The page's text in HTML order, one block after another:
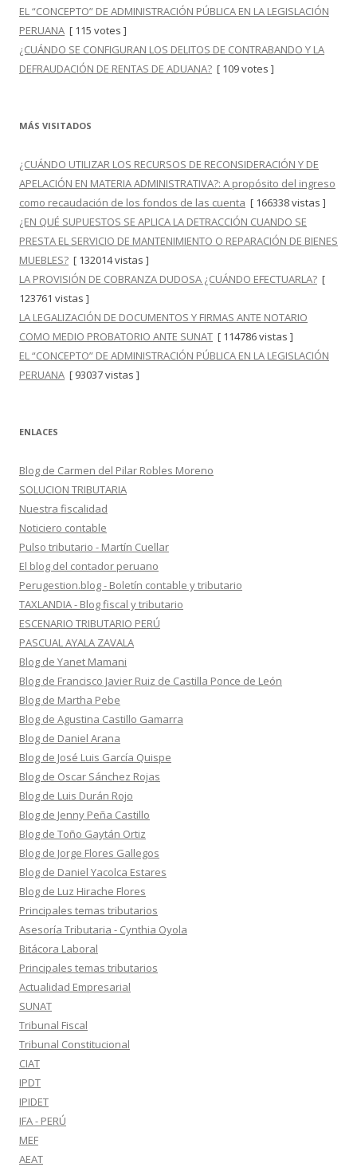
EL “CONCEPTO” DE ADMINISTRACIÓN PÚBLICA EN LA LEGISLACIÓN
PERUANA [ 115 votes ]
¿CUÁNDO SE CONFIGURAN LOS DELITOS DE CONTRABANDO Y LA
DEFRAUDACIÓN DE RENTAS DE ADUANA? [ 109 votes ]
MÁS VISITADOS
¿CUÁNDO UTILIZAR LOS RECURSOS DE RECONSIDERACIÓN Y DE
APELACIÓN EN MATERIA ADMINISTRATIVA?: A propósito del ingreso
como recaudación de los fondos de las cuenta [ 166338 vistas ]
¿EN QUÉ SUPUESTOS SE APLICA LA DETRACCIÓN CUANDO SE
PRESTA EL SERVICIO DE MANTENIMIENTO O REPARACIÓN DE BIENES
MUEBLES? [ 132014 vistas ]
LA PROVISIÓN DE COBRANZA DUDOSA ¿CUÁNDO EFECTUARLA? [
123761 vistas ]
LA LEGALIZACIÓN DE DOCUMENTOS Y FIRMAS ANTE NOTARIO
COMO MEDIO PROBATORIO ANTE SUNAT [ 114786 vistas ]
EL “CONCEPTO” DE ADMINISTRACIÓN PÚBLICA EN LA LEGISLACIÓN
PERUANA [ 93037 vistas ]
ENLACES
Blog de Carmen del Pilar Robles Moreno
SOLUCION TRIBUTARIA
Nuestra fiscalidad
Noticiero contable
Pulso tributario - Martín Cuellar
El blog del contador peruano
Perugestion.blog - Boletín contable y tributario
TAXLANDIA - Blog fiscal y tributario
ESCENARIO TRIBUTARIO PERÚ
PASCUAL AYALA ZAVALA
Blog de Yanet Mamani
Blog de Francisco Javier Ruiz de Castilla Ponce de León
Blog de Martha Pebe
Blog de Agustina Castillo Gamarra
Blog de Daniel Arana
Blog de José Luis García Quispe
Blog de Oscar Sánchez Rojas
Blog de Luis Durán Rojo
Blog de Jenny Peña Castillo
Blog de Toño Gaytán Ortiz
Blog de Jorge Flores Gallegos
Blog de Daniel Yacolca Estares
Blog de Luz Hirache Flores
Principales temas tributarios
Asesoría Tributaria - Cynthia Oyola
Bitácora Laboral
Principales temas tributarios
Actualidad Empresarial
SUNAT
Tribunal Fiscal
Tribunal Constitucional
CIAT
IPDT
IPIDET
IFA - PERÚ
MEF
AEAT